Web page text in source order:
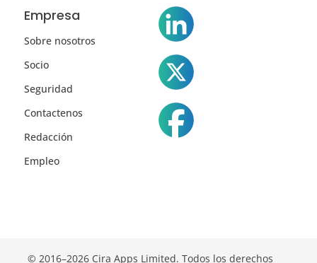
Empresa
Sobre nosotros
Socio
Seguridad
Contactenos
Redacción
Empleo
© 2016–2026 Cira Apps Limited. Todos los derechos